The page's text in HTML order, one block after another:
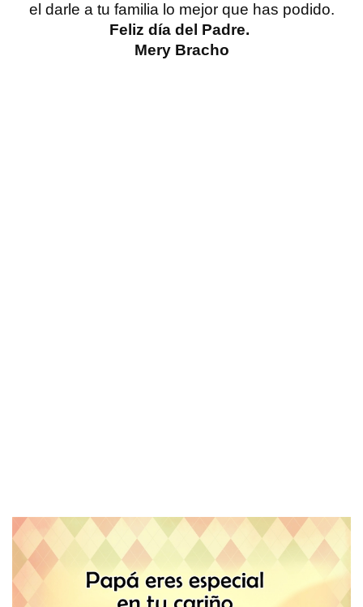
el darle a tu familia lo mejor que has podido.
Feliz día del Padre.
Mery Bracho